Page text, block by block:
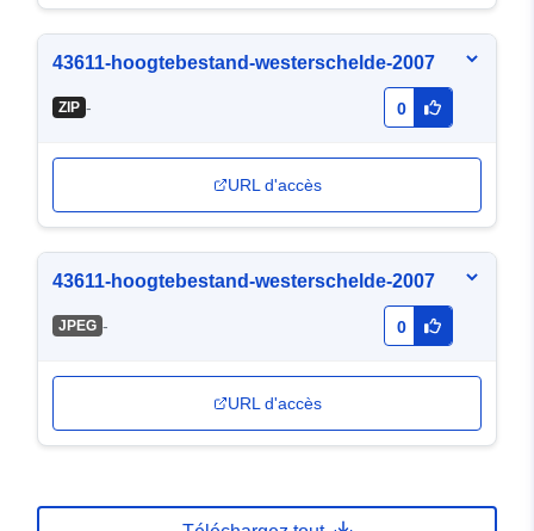
43611-hoogtebestand-westerschelde-2007
ZIP - 0
URL d'accès
43611-hoogtebestand-westerschelde-2007
JPEG - 0
URL d'accès